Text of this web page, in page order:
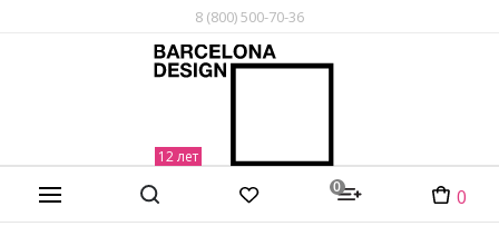
8 (800) 500-70-36
0 0